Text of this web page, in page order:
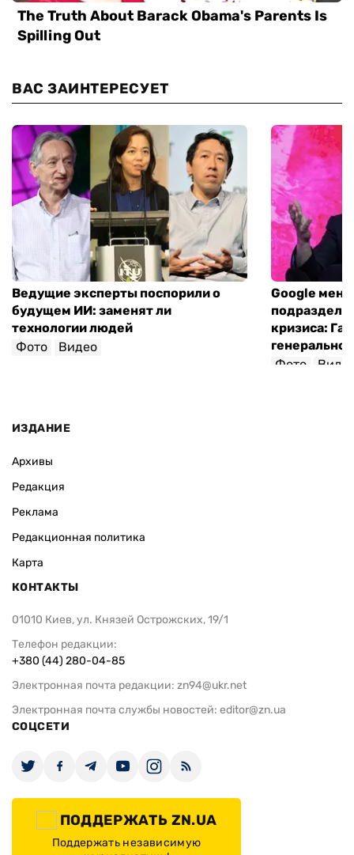
ВАС ЗАИНТЕРЕСУЕТ
Ведущие эксперты поспорили о
будущем ИИ: заменят ли
технологии людей
Фото
Видео
Google
кризиса:
Фото
ИЗДАНИЕ
Архивы
Редакция
Реклама
Редакционная политика
Карта
КОНТАКТЫ
01010 Киев, ул. Князей Острожских, 19/1
Телефон редакции:
+380 (44) 280-04-85
Электронная почта редакции: zn94@ukr.net
Электронная почта службы новостей: editor@zn.ua
СОЦСЕТИ
ПОДДЕРЖАТЬ ZN.UA
Поддержать независимую